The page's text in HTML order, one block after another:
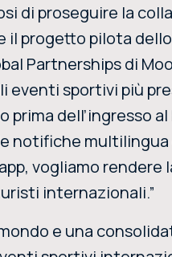
di proseguire la
progetto pilota dello
Partnerships di
eventi sportivi più
prima dell’ingresso
notifiche
vogliamo rendere
internazionali.”
e una